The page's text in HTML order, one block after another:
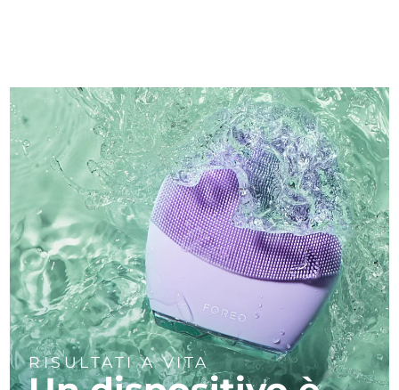
RISULTATI A VITA